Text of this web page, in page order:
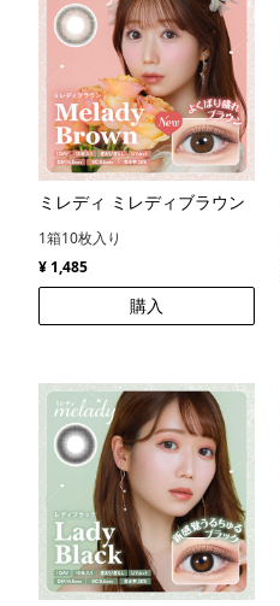
ミレディ ミレディブラウン
1箱10枚入り
¥ 1,485
購入